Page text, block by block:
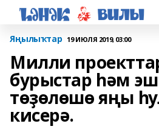
Яңылыҡтар 19 ИЮЛЯ 2019, 03:00
Милли
бурыстар һәм
төҙөлөшө яңы
кисерә.